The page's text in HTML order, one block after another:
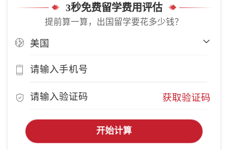
3秒免费留学费用评估
提前算一算，出国留学要花多少钱？
获取验证码
开始计算